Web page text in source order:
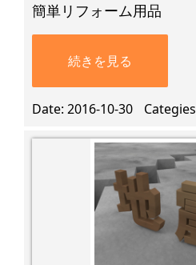
簡単リフォーム用品
続きを見る
Date 2016-10-30 Categies